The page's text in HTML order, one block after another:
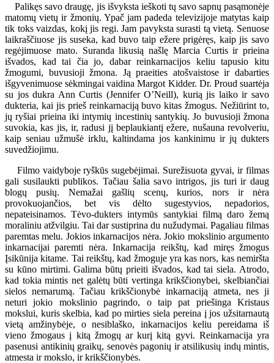
Palikęs savo draugę, jis išvyksta ieškoti tų savo sapnų pasąmonėje
matomų vietų ir žmonių. Ypač jam padeda televizijoje matytas kaip
tik toks vaizdas, kokį jis regi. Jam pavyksta surasti tą vietą. Senuose
laikraščiuose jis suseka, kad buvo taip ežere prigėręs, kaip jis savo
regėjimuose mato. Suranda likusią našlę Marcia Curtis ir prieina
išvados, kad tai čia jo, dabar reinkarnacijos keliu tapusio kitu
žmogumi, buvusioji žmona. Ją praeities atošvaistose ir dabarties
išgyvenimuose sėkmingai vaidina Margot Kidder. Dr. Proud suartėja
su jos dukra Ann Curtis (Jennifer O’Neill), kurią jis laiko ir savo
dukteria, kai jis prieš reinkarnaciją buvo kitas žmogus. Nežiūrint to,
jų ryšiai prieina iki intymių incestinių santykių. Jo buvusioji žmona
suvokia, kas jis, ir, radusi jį beplaukiantį ežere, nušauna revolveriu,
kaip seniau užmušė irklu, kaltindama jos kankinimu ir jų dukters
suvedžiojimu.
Filmo vaidyboje ryškūs sugebėjimai. Surežisuota gyvai, ir filmas
gali susilaukti publikos. Tačiau šalia savo intrigos, jis turi ir daug
blogų pusių. Nemažai gašlių scenų, kurios, nors ir nėra
provokuojančios, bet vis dėlto sugestyvios, nepadorios,
nepateisinamos. Tėvo-dukters intymūs santykiai filmą daro žemą
moraliniu atžvilgiu. Tai dar sustiprina du nužudymai. Pagaliau filmas
paremtas melu. Jokios inkarnacijos nėra. Jokio mokslinio argumento
inkarnacijai paremti nėra. Inkarnacija reikštų, kad miręs žmogus
Įsikūnija kitame. Tai reikštų, kad žmoguje yra kas nors, kas nemiršta
su kūno mirtimi. Galima būtų prieiti išvados, kad tai siela. Atrodo,
kad tokia mintis net galėtų būti vertinga krikščionybei, skelbiančiai
sielos nemarumą. Tačiau krikščionybė inkarnaciją atmeta, nes ji
neturi jokio mokslinio pagrindo, o taip pat priešinga Kristaus
mokslui, kuris skelbia, kad po mirties siela pereina į jos užsitarnautą
vietą amžinybėje, o nesiblaško, inkarnacijos keliu pereidama iš
vieno žmogaus į kitą žmogų ar kurį kitą gyvi. Reinkarnacija yra
pasenusi antikinių graikų, senovės pagonių ir atsilikusių indų mintis,
atmesta ir mokslo, ir krikščionybės.